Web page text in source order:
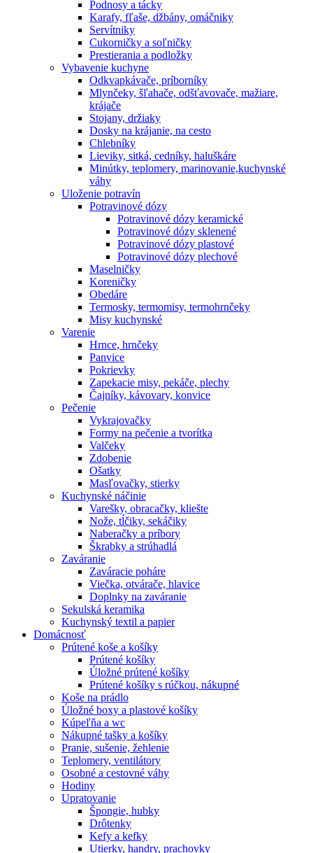
Podnosy a tácky
Karafy, fľaše, džbány, omáčniky
Servítniky
Cukorničky a soľničky
Prestierania a podložky
Vybavenie kuchyne
Odkvapkávače, príborníky
Mlynčeky, šľahače, odšťavovače, mažiare,
krájače
Stojany, držiaky
Dosky na krájanie, na cesto
Chlebníky
Lieviky, sitká, cedníky, haluškáre
Minútky, teplomery, marinovanie,kuchynské
váhy
Uloženie potravín
Potravinové dózy
Potravinové dózy keramické
Potravinové dózy sklenené
Potravinové dózy plastové
Potravinové dózy plechové
Maselničky
Koreničky
Obedáre
Termosky, termomisy, termohrnčeky
Misy kuchynské
Varenie
Hrnce, hrnčeky
Panvice
Pokrievky
Zapekacie misy, pekáče, plechy
Čajníky, kávovary, konvice
Pečenie
Vykrajovačky
Formy na pečenie a tvorítka
Valčeky
Zdobenie
Ošatky
Masľovačky, stierky
Kuchynské náčinie
Varešky, obracačky, kliešte
Nože, tĺčiky, sekáčiky
Naberačky a príbory
Škrabky a strúhadlá
Zaváranie
Zaváracie poháre
Viečka, otvárače, hlavice
Doplnky na zaváranie
Sekulská keramika
Kuchynský textil a papier
Domácnosť
Prútené koše a košíky
Prútené košíky
Úložné prútené košíky
Prútené košíky s rúčkou, nákupné
Koše na prádlo
Úložné boxy a plastové košíky
Kúpeľňa a wc
Nákupné tašky a košíky
Pranie, sušenie, žehlenie
Teplomery, ventilátory
Osobné a cestovné váhy
Hodiny
Upratovanie
Špongie, hubky
Drôtenky
Kefy a kefky
Utierky, handry, prachovky